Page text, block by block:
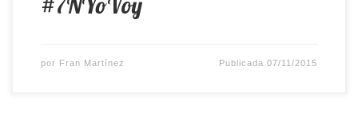
por Fran Martínez Publicada07/11/2015